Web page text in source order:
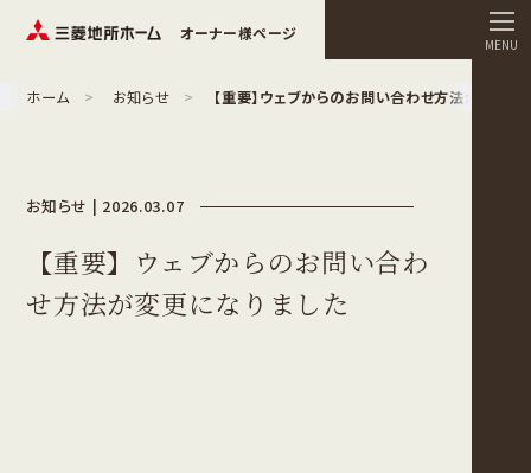
オーナー様ページ
MENU
ホーム お知らせ 【重要】ウェブからのお問い合わせ方法が変更に
お知らせ | 2026.03.07
【重要】ウェブからのお問い合わ
せ方法が変更になりました